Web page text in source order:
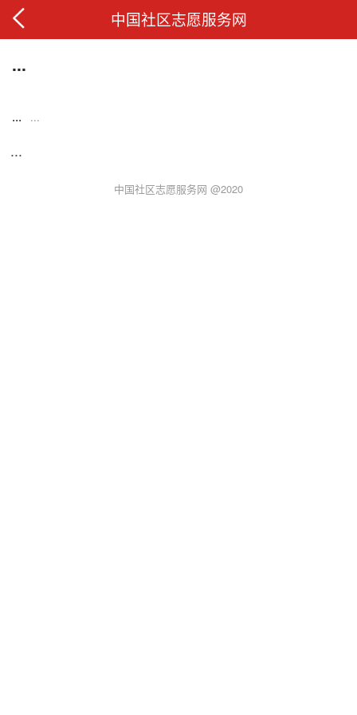
中国社区志愿服务网
...
... ...
...
中国社区志愿服务网 @2020